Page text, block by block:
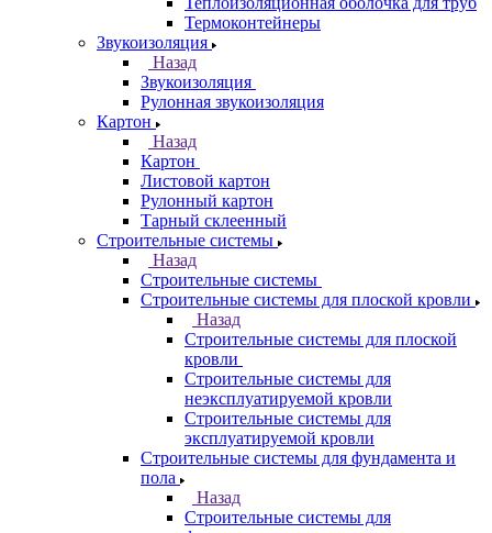
Термоконтейнеры
Звукоизоляция
Назад
Звукоизоляция
Рулонная звукоизоляция
Картон
Назад
Картон
Листовой картон
Рулонный картон
Тарный склеенный
Строительные системы
Назад
Строительные системы
Строительные системы для плоской кровли
Назад
Строительные системы для плоской
кровли
Строительные системы для
неэксплуатируемой кровли
Строительные системы для
эксплуатируемой кровли
Строительные системы для фундамента и
пола
Назад
Строительные системы для